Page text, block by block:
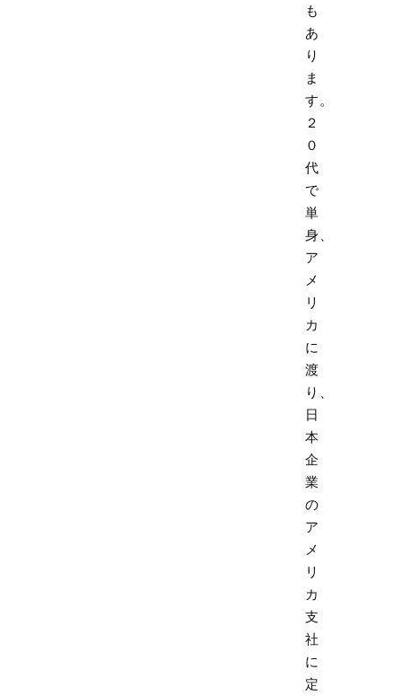
も
あ
り
ま
す。
２
０
代
で
単
身、
ア
メ
リ
カ
に
渡
り、
日
本
企
業
の
ア
メ
リ
カ
支
社
に
定